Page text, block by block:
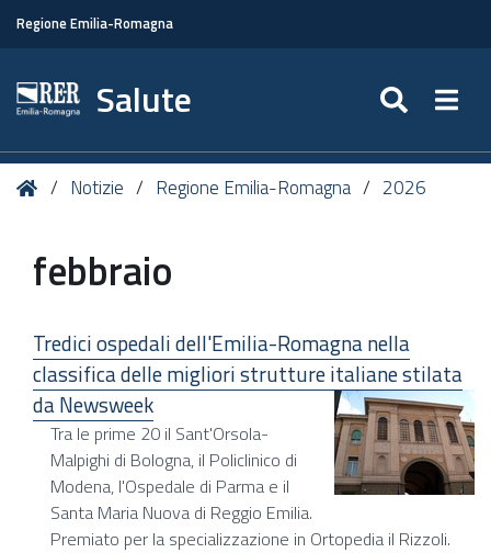
Regione Emilia-Romagna
Salute
Tu HomeNotizie Regione Emilia-Romagna 2026
febbraio
Tredici ospedali dell'Emilia-Romagna nella
classifica delle migliori strutture italiane stilata
da Newsweek
Tra le prime 20 il Sant'Orsola-
Malpighi di Bologna, il Policlinico di
Modena, l'Ospedale di Parma e il
Santa Maria Nuova di Reggio Emilia.
Premiato per la specializzazione in Ortopedia il Rizzoli.